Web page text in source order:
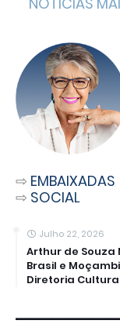
⇨ EMBAIXADAS
⇨ SOCIAL
Julho 22, 2026
Arthur de
Brasil e
Diretoria